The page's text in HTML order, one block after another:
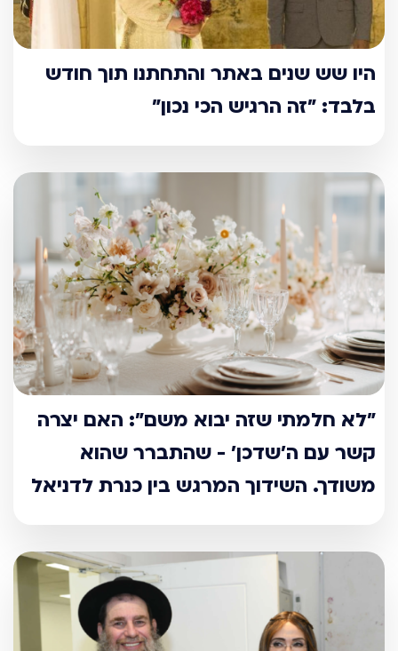
היו שש שנים באתר והתחתנו תוך חודש
בלבד: "זה הרגיש הכי נכון"
"לא חלמתי שזה יבוא משם": האם יצרה
קשר עם ה'שדכן' - שהתברר שהוא
משודך. השידוך המרגש בין כנרת לדניאל